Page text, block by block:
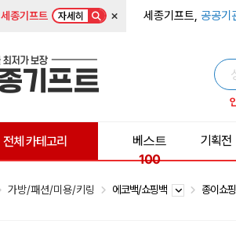
세종기프트 자세히 × 세종기프트, 공공기
전체 카테고리
베스트
100
기획전
가방/패션/미용/키링 에코백/쇼핑백 종이쇼